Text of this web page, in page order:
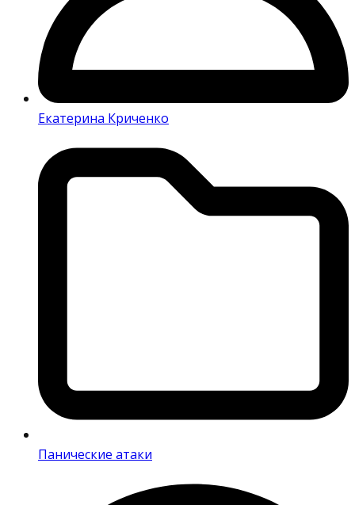
Екатерина Криченко
Панические атаки